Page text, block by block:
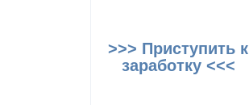
>>> Приступить к
заработку <<<